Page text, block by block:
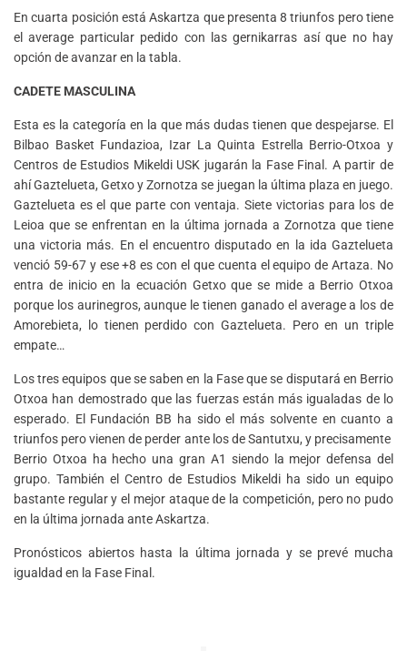
En cuarta posición está Askartza que presenta 8 triunfos pero tiene
el average particular pedido con las gernikarras así que no hay
opción de avanzar en la tabla.
CADETE MASCULINA
Esta es la categoría en la que más dudas tienen que despejarse. El
Bilbao Basket Fundazioa, Izar La Quinta Estrella Berrio-Otxoa y
Centros de Estudios Mikeldi USK jugarán la Fase Final. A partir de
ahí Gaztelueta, Getxo y Zornotza se juegan la última plaza en juego.
Gaztelueta es el que parte con ventaja. Siete victorias para los de
Leioa que se enfrentan en la última jornada a Zornotza que tiene
una victoria más. En el encuentro disputado en la ida Gaztelueta
venció 59-67 y ese +8 es con el que cuenta el equipo de Artaza. No
entra de inicio en la ecuación Getxo que se mide a Berrio Otxoa
porque los aurinegros, aunque le tienen ganado el average a los de
Amorebieta, lo tienen perdido con Gaztelueta. Pero en un triple
empate…
Los tres equipos que se saben en la Fase que se disputará en Berrio
Otxoa han demostrado que las fuerzas están más igualadas de lo
esperado. El Fundación BB ha sido el más solvente en cuanto a
triunfos pero vienen de perder ante los de Santutxu, y precisamente
Berrio Otxoa ha hecho una gran A1 siendo la mejor defensa del
grupo. También el Centro de Estudios Mikeldi ha sido un equipo
bastante regular y el mejor ataque de la competición, pero no pudo
en la última jornada ante Askartza.
Pronósticos abiertos hasta la última jornada y se prevé mucha
igualdad en la Fase Final.